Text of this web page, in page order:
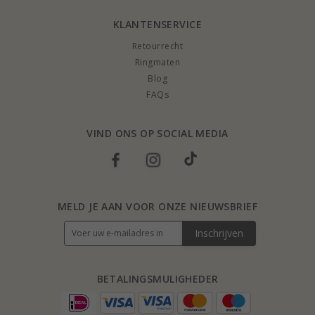
KLANTENSERVICE
Retourrecht
Ringmaten
Blog
FAQs
VIND ONS OP SOCIAL MEDIA
BETALINGSMULIGHEDER
MELD JE AAN VOOR ONZE NIEUWSBRIEF
Inschrijven